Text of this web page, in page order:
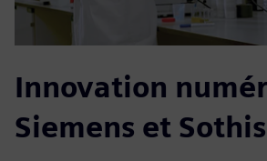
Innovation
Siemens et Sothis